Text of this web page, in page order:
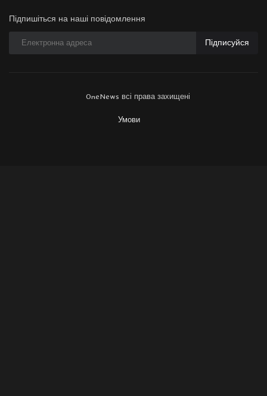
Підпишіться на наші повідомлення
Підписуйся
OneNews всі права захищені
Умови